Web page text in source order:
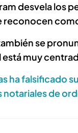
desvela los
reconocen
se
muy
ha falsificado
de